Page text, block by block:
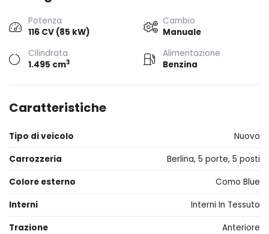
Potenza
116 CV (85 kW)
Cambio
Manuale
Cilindrata
1.495 cm3
Alimentazione
Benzina
Caratteristiche
Tipo di veicolo
Nuovo
Carrozzeria
Berlina, 5 porte, 5 posti
Colore esterno
Como Blue
Interni
Interni In Tessuto
Trazione
Anteriore